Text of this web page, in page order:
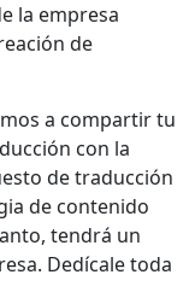
la empresa
de
a compartir tu
con la
de traducción
de contenido
tendrá un
Dedícale toda